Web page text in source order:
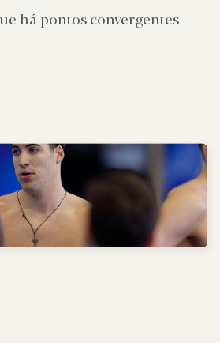
há pontos convergentes